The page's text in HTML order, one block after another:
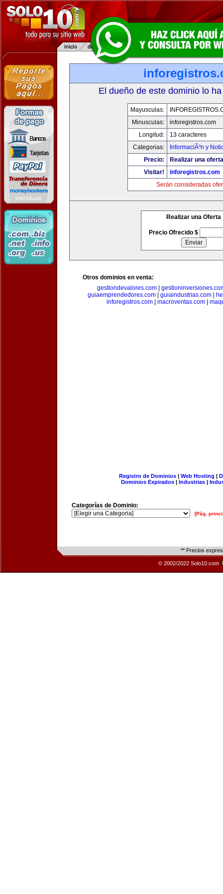
El dueño de este dominio lo
Mayusculas:
Minusculas:
inforegistros.com
Longitud:
13 caracteres
Categorias:
InformaciÃ³n y
Precio:
Realizar una
Visitar!
inforegistros.com
Serán consideradas
Realizar una Oferta
Precio Ofrecido $
Otros dominios en venta:
gestiondevalores.com|
guiaemprendedores.com
guiaindustrias.com
inforegistros.com| macroventas.com|
Registro de Dominios| Web Hosting |
Dominios Expirados | Industrias |
Categorías de Dominio:
[Pág.
** Precios
© 2002/2022 Solo10.com